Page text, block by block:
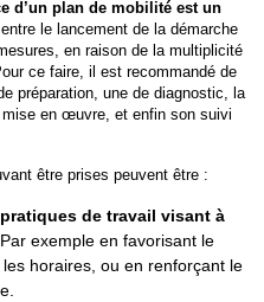
d’un plan de mobilité est un
le lancement de la démarche
en raison de la multiplicité
ce faire, il est recommandé de
préparation, une de diagnostic, la
mise en œuvre, et enfin son suivi
être prises peuvent être :
de travail visant à
. Par exemple en favorisant le
horaires, ou en renforçant le